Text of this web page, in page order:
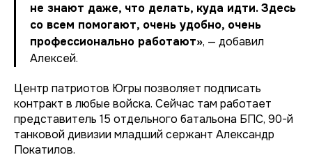
не знают даже, что делать, куда идти. Здесь
со всем помогают, очень удобно, очень
профессионально работают», — добавил
Алексей.
Центр патриотов Югры позволяет подписать
контракт в любые войска. Сейчас там работает
представитель 15 отдельного батальона БПС, 90-й
танковой дивизии младший сержант Александр
Покатилов.